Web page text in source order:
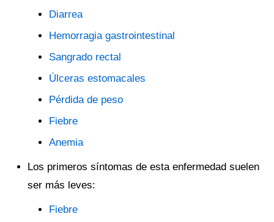
Diarrea
Hemorragia gastrointestinal
Sangrado rectal
Úlceras estomacales
Pérdida de peso
Fiebre
Anemia
Los primeros síntomas de esta enfermedad suelen
ser más leves:
Fiebre